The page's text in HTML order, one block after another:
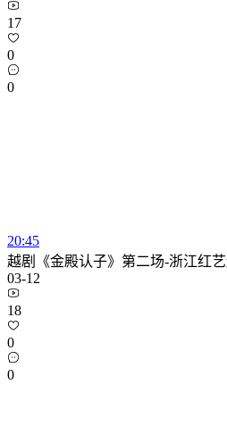
17
0
0
20:45
越剧《金殿认子》第二场-浙江红
03-12
18
0
0